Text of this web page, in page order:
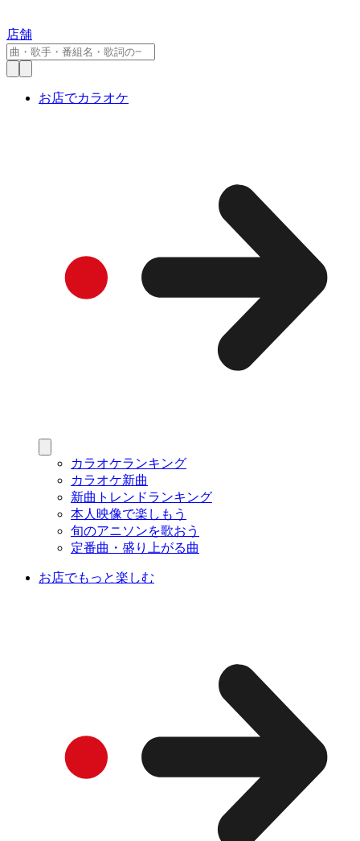
店舗
お店でカラオケ
カラオケランキング
カラオケ新曲
新曲トレンドランキング
本人映像で楽しもう
旬のアニソンを歌おう
定番曲・盛り上がる曲
お店でもっと楽しむ